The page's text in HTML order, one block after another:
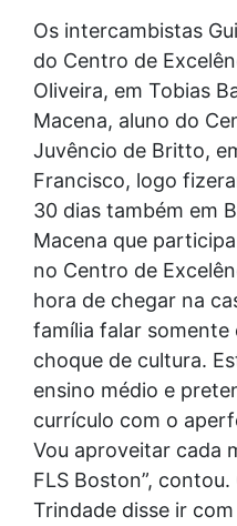
Os intercambistas
do Centro de
Oliveira, em Tobias
Macena, aluno do
Juvêncio de Britto,
Francisco, logo
30 dias também em
Macena que
no Centro de
hora de chegar na
família falar somente
choque de cultura.
ensino médio e
currículo com o
Vou aproveitar cada
FLS Boston”,
Trindade disse ir